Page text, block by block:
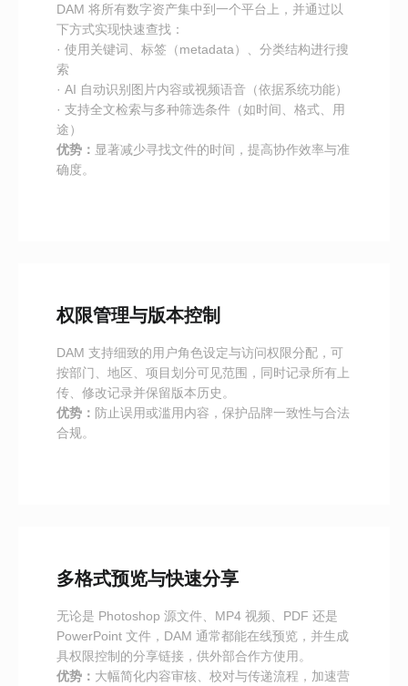
DAM 将所有数字资产集中到一个平台上，并通过以
下方式实现快速查找：
· 使用关键词、标签（metadata）、分类结构进行搜
索
· AI 自动识别图片内容或视频语音（依据系统功能）
· 支持全文检索与多种筛选条件（如时间、格式、用
途）
优势： 显著减少寻找文件的时间，提高协作效率与准
确度。
权限管理与版本控制
DAM 支持细致的用户角色设定与访问权限分配，可
按部门、地区、项目划分可见范围，同时记录所有上
传、修改记录并保留版本历史。
优势： 防止误用或滥用内容，保护品牌一致性与合法
合规。
多格式预览与快速分享
无论是 Photoshop 源文件、MP4 视频、PDF 还是
PowerPoint 文件，DAM 通常都能在线预览，并生成
具权限控制的分享链接，供外部合作方使用。
优势： 大幅简化内容审核、校对与传递流程，加速营